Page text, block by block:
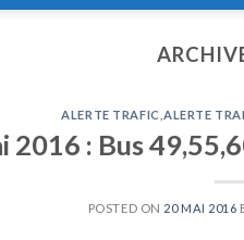
ALERTE TRAFIC ,ALERTE
2016 : Bus
POSTED ON 20 MAI 2016